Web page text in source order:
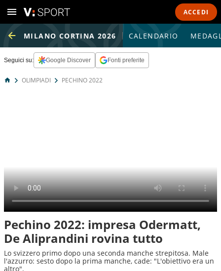
ACCEDI
MILANO CORTINA 2026 CALENDARIO
Seguici su: Google Discover Fonti preferite
OLIMPIADI PECHINO 2022
Pechino 2022: impresa Odermatt,
De Aliprandini rovina tutto
Lo svizzero primo dopo una seconda manche strepitosa. Male
l'azzurro: sesto dopo la prima manche, cade: "L'obiettivo era un
altro".